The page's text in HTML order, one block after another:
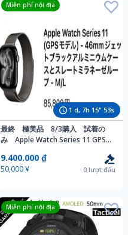
1 d, 7h 15" 51s
Miễn phí nội địa
最終 極美品 8/3購入 試着の
み Apple Watch Series 11 GPS
ウム スレートミラネーゼループ
ML 定価8.6万
9.400.000 ₫
50,000 ¥ 0 lượt đấu
Miễn phí nội địa